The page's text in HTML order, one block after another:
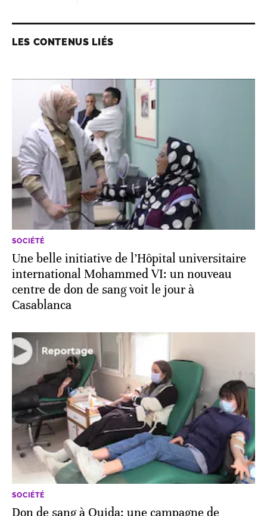
LES CONTENUS LIÉS
SOCIÉTÉ
Une belle initiative de l’Hôpital universitaire
international Mohammed VI: un nouveau
centre de don de sang voit le jour à
Casablanca
SOCIÉTÉ
Don de sang à Oujda: une campagne de